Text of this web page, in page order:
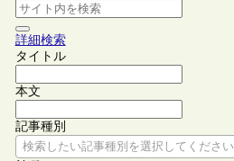
詳細検索
タイトル
本文
記事種別
検索したい記事種別を選択してください